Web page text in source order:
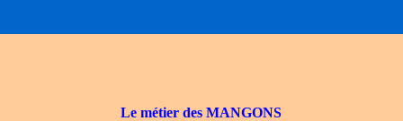
Le métier des MANGONS